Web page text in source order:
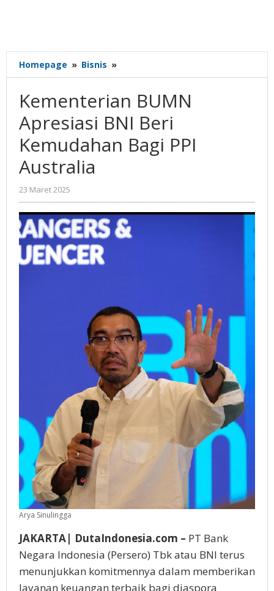
Homepage » Bisnis »
BUMN
BNI
Beri
Kemudahan
Bagi
PPI
Kementerian BUMN
Apresiasi BNI Beri
Kemudahan Bagi PPI
Australia
23 Maret 2025
Gatot
Susanto
Arya Sinulingga
JAKARTA| DutaIndonesia.com – PT Bank
Negara Indonesia (Persero) Tbk atau BNI terus
menunjukkan komitmennya dalam memberikan
layanan keuangan terbaik bagi diaspora